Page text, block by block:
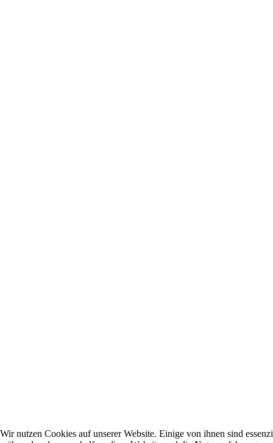
Wir nutzen Cookies auf unserer Website. Einige von ihnen sind